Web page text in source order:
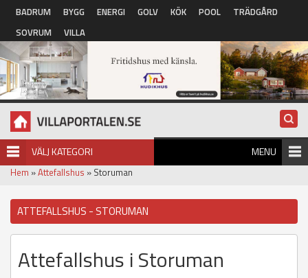
Hoppa till huvudinnehåll
BADRUM BYGG ENERGI GOLV KÖK POOL
TRÄDGÅRD
SOVRUM
VILLA
VÄLJ KATEGORI MENU
Hem »Attefallshus » Storuman
ATTEFALLSHUS - STORUMAN
Attefallshus i Storuman